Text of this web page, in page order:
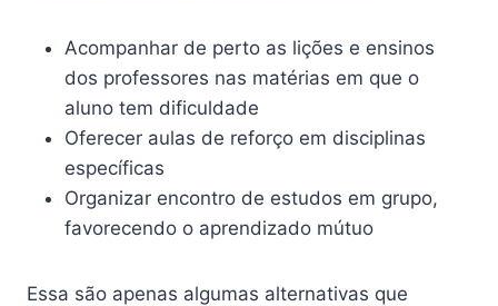
Acompanhar de perto as lições e ensinos
dos professores nas matérias em que o
aluno tem dificuldade
Oferecer aulas de reforço em disciplinas
específicas
Organizar encontro de estudos em grupo,
favorecendo o aprendizado mútuo
Essa são apenas algumas alternativas que